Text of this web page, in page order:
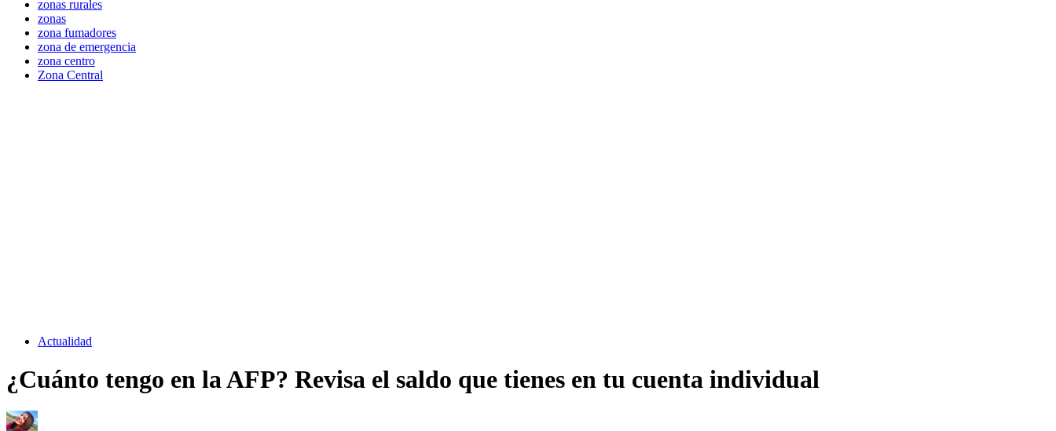
zonas rurales
zonas
zona fumadores
zona de emergencia
zona centro
Zona Central
Actualidad
¿Cuánto tengo en la AFP? Revisa el saldo que tienes en tu cuenta individual